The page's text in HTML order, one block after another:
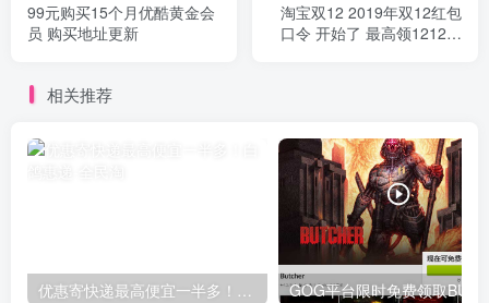
99元购买15个月优酷黄金会
员 购买地址更新
淘宝双12 2019年双12红包
口令 开始了 最高领1212红
相关推荐
优惠寄快递最高便宜一半多！白鸽惠递